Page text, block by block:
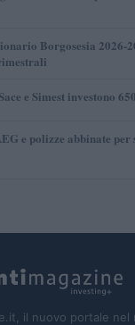
Borgosesia 2026-
e Simest investono
e polizze abbinate per
il nuovo portale nel